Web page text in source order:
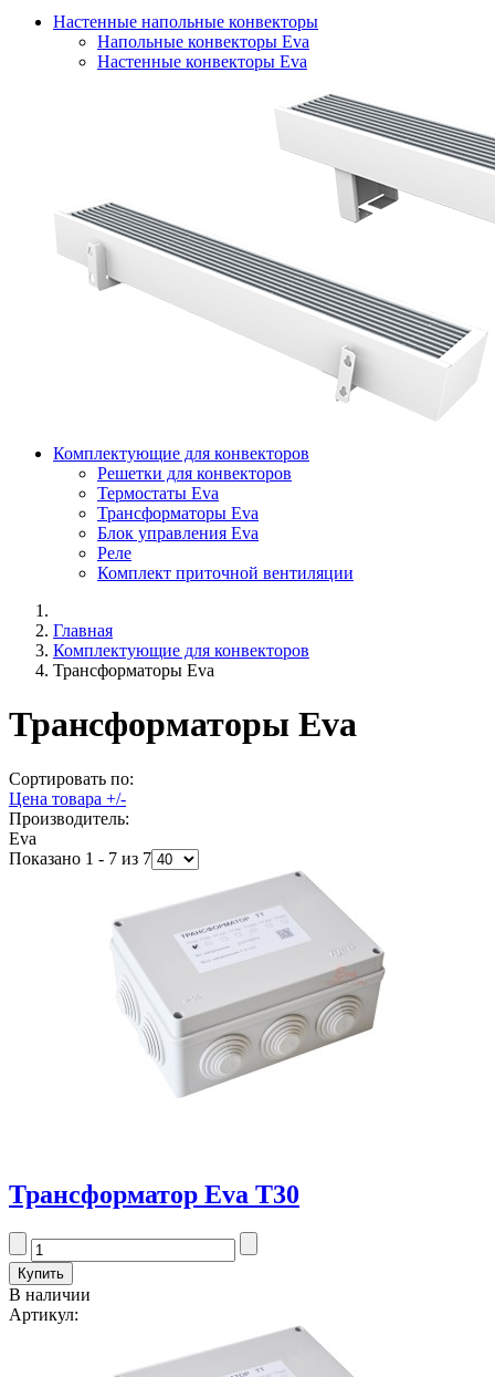
Настенные напольные конвекторы
Напольные конвекторы Eva
Настенные конвекторы Eva
Комплектующие для конвекторов
Решетки для конвекторов
Термостаты Eva
Трансформаторы Eva
Блок управления Eva
Реле
Комплект приточной вентиляции
Главная
Комплектующие для конвекторов
Трансформаторы Eva
Трансформаторы Eva
Сортировать по:
Цена товара +/-
Производитель:
Eva
Показано 1 - 7 из 7
Трансформатор Eva T30
В наличии
Артикул: